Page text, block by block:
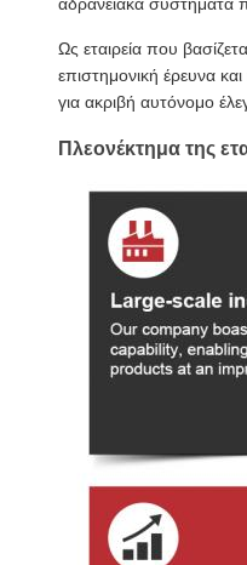
Ως εταιρεία που
επιστημονική έρευνα
για ακριβή αυτόνομο
Πλεονέκτημα της